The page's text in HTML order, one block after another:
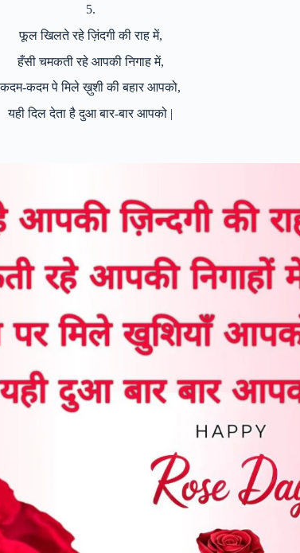
5.
फूल खिलते रहे ज़िंदगी की राह में,
हँसी चमकती रहे आपकी निगाह में,
कदम-कदम पे मिले ख़ुशी की बहार आपको,
यही दिल देता है दुआ बार-बार आपको |